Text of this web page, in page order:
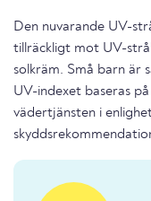
Den nuvarande UV-
tillräckligt mot UV-
solkräm. Små barn är
UV-indexet baseras
vädertjänsten i